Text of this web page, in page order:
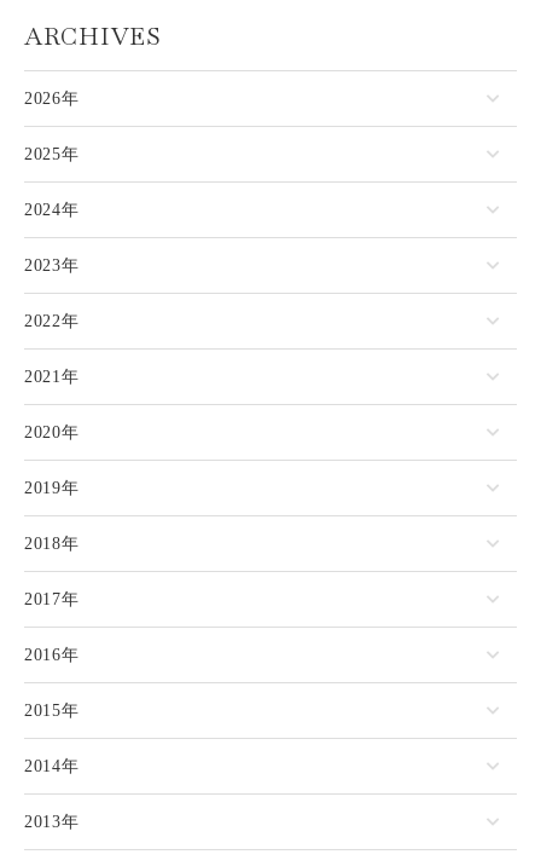
ARCHIVES
2026年
2025年
2024年
2023年
2022年
2021年
2020年
2019年
2018年
2017年
2016年
2015年
2014年
2013年